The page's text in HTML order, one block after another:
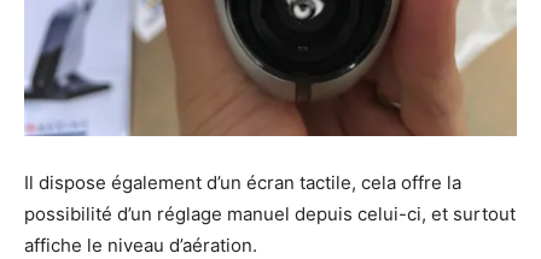
Il dispose également d’un écran tactile, cela offre la
possibilité d’un réglage manuel depuis celui-ci, et surtout
affiche le niveau d’aération.